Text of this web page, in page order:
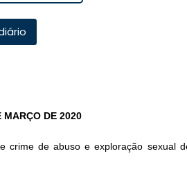
MARÇO DE 2020
crime de abuso e exploração sexual